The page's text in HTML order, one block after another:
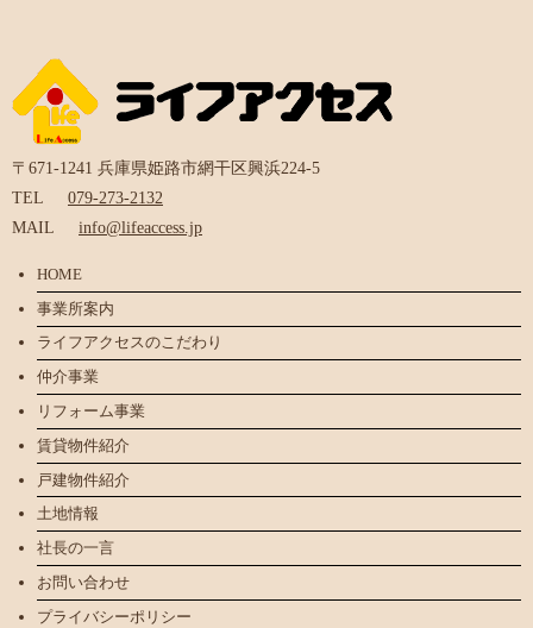
〒671-1241 兵庫県姫路市網干区興浜224-5
TEL
079-273-2132
MAIL
info@lifeaccess.jp
HOME
事業所案内
ライフアクセスのこだわり
仲介事業
リフォーム事業
賃貸物件紹介
戸建物件紹介
土地情報
社長の一言
お問い合わせ
プライバシーポリシー